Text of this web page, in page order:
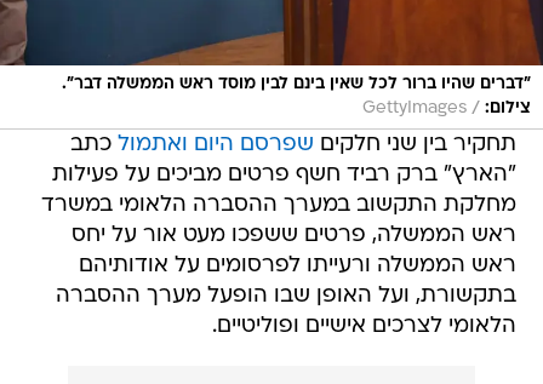
"דברים שהיו ברור לכל שאין בינם לבין מוסד ראש הממשלה דבר".
צילום: /
GettyImages
תחקיר בין שני חלקים שפרסם היום ואתמול כתב
"הארץ" ברק רביד חשף פרטים מביכים על פעילות
מחלקת התקשוב במערך ההסברה הלאומי במשרד
ראש הממשלה, פרטים ששפכו מעט אור על יחס
ראש הממשלה ורעייתו לפרסומים על אודותיהם
בתקשורת, ועל האופן שבו הופעל מערך ההסברה
הלאומי לצרכים אישיים ופוליטיים.